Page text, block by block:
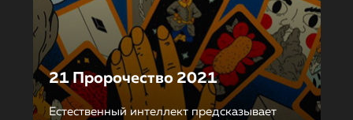
21 Пророчество 2021
Естественный интеллект предсказывает